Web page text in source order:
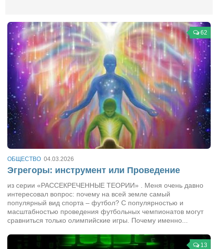
Деньги
Традиции
Опросы
Экология
Здоровье
Здоровый образ жизни
Сам себе доктор
Активный отдых
Досье
Арт-менеджеры
Лариса Ильченко
Орест Коваль
Тамара Кубракова
62
ОБЩЕСТВО 04.03.2026
Эгрегоры: инструмент или Проведение
из серии «РАССЕКРЕЧЕННЫЕ ТЕОРИИ» . Меня очень давно
интересовал вопрос: почему на всей земле самый
популярный вид спорта – футбол? С популярностью и
масштабностью проведения футбольных чемпионатов могут
сравниться только олимпийские игры. Почему именно...
13